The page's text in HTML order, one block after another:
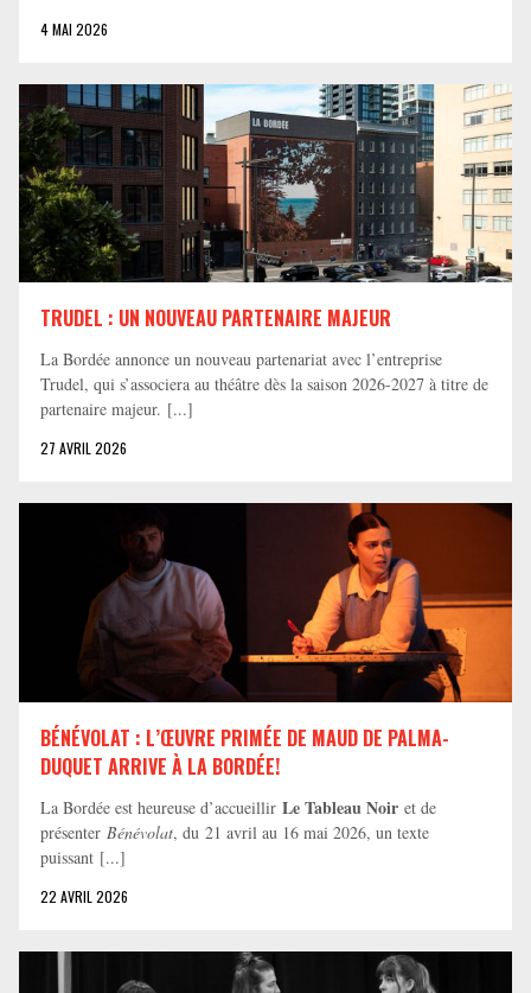
4 MAI 2026
TRUDEL : UN NOUVEAU PARTENAIRE MAJEUR
La Bordée annonce un nouveau partenariat avec l’entreprise
Trudel, qui s’associera au théâtre dès la saison 2026-2027 à titre de
partenaire majeur. [...]
27 AVRIL 2026
BÉNÉVOLAT : L’ŒUVRE PRIMÉE DE MAUD DE PALMA-
DUQUET ARRIVE À LA BORDÉE!
La Bordée est heureuse d’accueillir Le Tableau Noir et de
présenter Bénévolat, du 21 avril au 16 mai 2026, un texte
puissant [...]
22 AVRIL 2026